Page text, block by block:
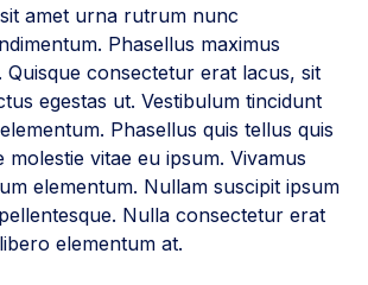
amet urna rutrum nunc
Phasellus maximus
Quisque consectetur erat lacus, sit
egestas ut. Vestibulum tincidunt
Phasellus quis tellus quis
molestie vitae eu ipsum. Vivamus
elementum. Nullam suscipit ipsum
Nulla consectetur erat
elementum at.